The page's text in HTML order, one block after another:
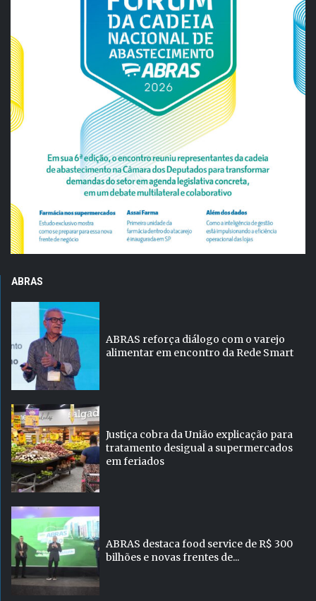
ABRAS
ABRAS reforça diálogo com o varejo
alimentar em encontro da Rede Smart
Justiça cobra da União explicação para
tratamento desigual a supermercados
em feriados
ABRAS destaca food service de R$ 300
bilhões e novas frentes de...